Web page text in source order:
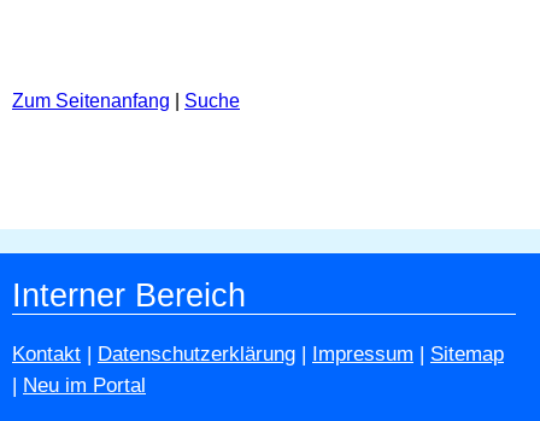
Zum Seitenanfang Suche
Interner Bereich
Kontakt | Datenschutzerklärung | Impressum | Sitemap
| Neu im Portal